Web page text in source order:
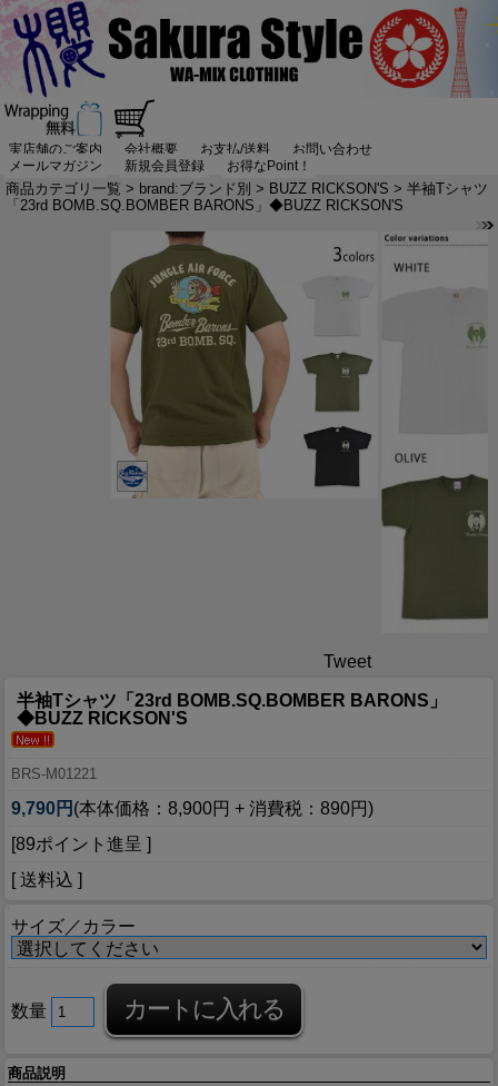
実店舗のご案内 会社概要 お支払/送料
お問い合わせ
メールマガジン
新規会員登録 お得なPoint！
商品カテゴリ一覧 > brand:ブランド別 > BUZZ RICKSON'S > 半袖Tシャツ
「23rd BOMB.SQ.BOMBER BARONS」◆BUZZ RICKSON'S
Tweet
半袖Tシャツ「23rd BOMB.SQ.BOMBER BARONS」
◆BUZZ RICKSON'S
BRS-M01221
9,790円 (本体価格：8,900円 + 消費税：890円)
[89ポイント進呈 ]
[ 送料込 ]
サイズ／カラー
数量
商品説明